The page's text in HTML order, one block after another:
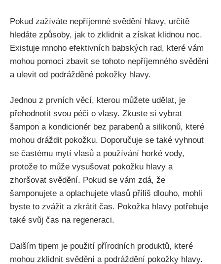
Pokud⁢ zažíváte nepříjemné svědění hlavy, ⁤určitě
hledáte způsoby,‌ jak to zklidnit a získat​ klidnou noc.
Existuje⁢ mnoho efektivních babských ‍rad, které vám
‌mohou pomoci zbavit⁣ se tohoto nepříjemného svědění
a ulevit od ⁤podrážděné pokožky ⁤hlavy.
Jednou z prvních věcí,⁢ kterou můžete⁢ udělat, je
přehodnotit​ svou péči o vlasy. Zkuste si vybrat
‍šampon a kondicionér bez parabenů⁢ a silikonů, které ​
mohou‍ dráždit pokožku. Doporučuje ‌se⁣ také vyhnout
se⁤ častému mytí vlasů a používání horké ⁢vody,
protože to⁤ může vysušovat‌ pokožku hlavy a
zhoršovat⁣ svědění. ​Pokud se⁢ vám zdá, že
šamponujete a oplachujete vlasů příliš ⁤dlouho, mohli⁣
byste to zvážit a zkrátit čas. Pokožka hlavy potřebuje
také svůj čas na ​regeneraci.
Dalším tipem je použití přírodních produktů, které
mohou zklidnit ‍svědění a podráždění⁣ pokožky hlavy.